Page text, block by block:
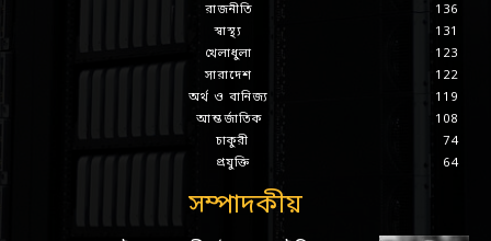
রাজনীতি
136
স্বাস্থ্য
131
খেলাধুলা
123
সারাদেশ
122
অর্থ ও বানিজ্য
119
আন্তর্জাতিক
108
চাকুরী
74
প্রযুক্তি
64
সম্পাদকীয়